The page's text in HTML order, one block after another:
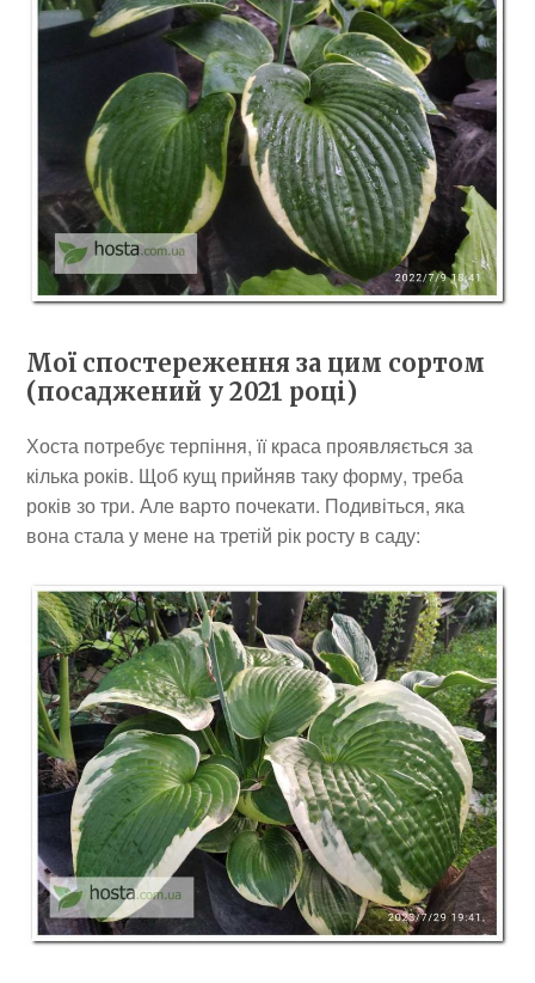
Мої спостереження за цим сортом
(посаджений у 2021 році)
Хоста потребує терпіння, її краса проявляється за
кілька років. Щоб кущ прийняв таку форму, треба
років зо три. Але варто почекати. Подивіться, яка
вона стала у мене на третій рік росту в саду: